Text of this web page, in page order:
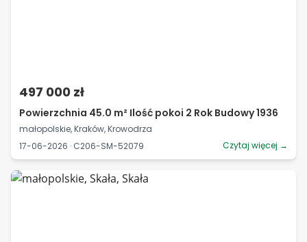
497 000 zł
Powierzchnia 45.0 m² Ilość pokoi 2 Rok Budowy 1936
małopolskie, Kraków, Krowodrza
17-06-2026 · C206-SM-52079
Czytaj więcej →